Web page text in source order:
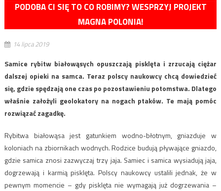
PODOBA CI SIĘ TO CO ROBIMY? WESPRZYJ PROJEKT
MAGNA POLONIA!
14 lipca 2019
Samice rybitw białowąsych opuszczają pisklęta i zrzucają ciężar
dalszej opieki na samca. Teraz polscy naukowcy chcą dowiedzieć
się, gdzie spędzają one czas po pozostawieniu potomstwa. Dlatego
właśnie założyli geolokatory na nogach ptaków. Te mają pomóc
rozwiązać zagadkę.
Rybitwa białowąsa jest gatunkiem wodno-błotnym, gniazduje w
koloniach na zbiornikach wodnych. Rodzice budują pływające gniazdo,
gdzie samica znosi zazwyczaj trzy jaja. Samiec i samica wysiadują jaja,
dogrzewają i karmią pisklęta. Polscy naukowcy ustalili jednak, że w
pewnym momencie – gdy pisklęta nie wymagają już dogrzewania –